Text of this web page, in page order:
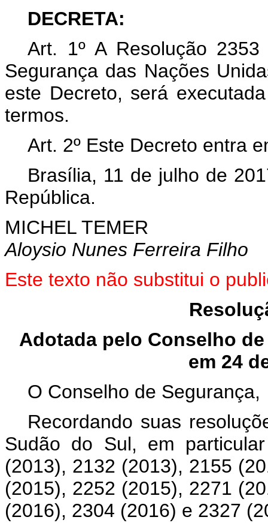
DECRETA:
Art. 1º A Resolução
Segurança das Nações
este Decreto, será
termos.
Art. 2º Este Decreto entra
Brasília, 11 de julho de
República.
MICHEL TEMER
Aloysio Nunes Ferreira Filho
Este texto não substitui o
Adotada pelo Conselho
em 24
O Conselho de Segurança,
Recordando suas
Sudão do Sul, em
(2013), 2132 (2013), 2155
(2015), 2252 (2015), 2271
(2016), 2304 (2016) e 2327